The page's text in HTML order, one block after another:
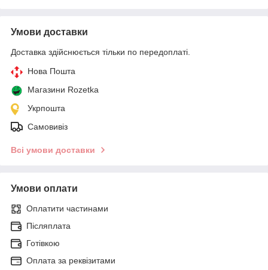
Умови доставки
Доставка здійснюється тільки по передоплаті.
Нова Пошта
Магазини Rozetka
Укрпошта
Самовивіз
Всі умови доставки
Умови оплати
Оплатити частинами
Післяплата
Готівкою
Оплата за реквізитами